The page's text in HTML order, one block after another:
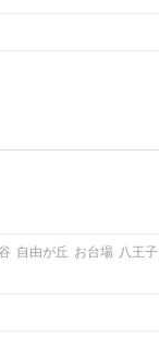
自由が丘 お台場 八王子